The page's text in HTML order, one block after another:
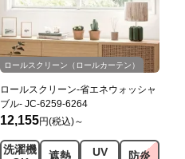
JCオリジナル
ロールスクリーン（ロールカーテン）
ロールスクリーン-省エネウォッシャ
ブル- JC-6259-6264
12,155円(税込)～
洗濯機
遮熱 UV 防炎